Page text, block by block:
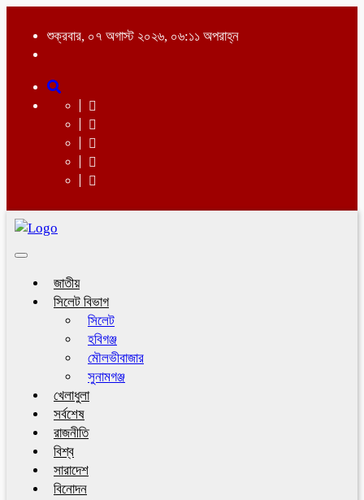
শুক্রবার, ০৭ অগাস্ট ২০২৬, ০৬:১১ অপরাহ্ন
Toggle
জাতীয়
সিলেট বিভাগ
সিলেট
হবিগঞ্জ
মৌলভীবাজার
সুনামগঞ্জ
খেলাধুলা
সর্বশেষ
রাজনীতি
বিশ্ব
সারাদেশ
বিনোদন